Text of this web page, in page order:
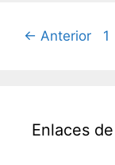
← Anterior 1
Enlaces